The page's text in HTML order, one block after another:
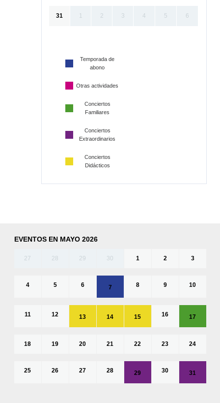
31 1 2 3 4 5 6
Temporada de
abono
Otras actividades
Conciertos
Familiares
Conciertos
Extraordinarios
Conciertos
Didácticos
EVENTOS EN MAYO 2026
27 28 29 30 1 2 3
4 5 6 7 8 9 10
11 12 13 14 15 16 17
18 19 20 21 22 23 24
25 26 27 28 29 30 31